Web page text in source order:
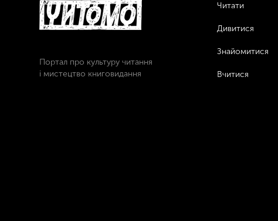
Портал про культуру читання
і мистецтво книговидання
Читати
Дивитися
Знайомитися
Вчитися